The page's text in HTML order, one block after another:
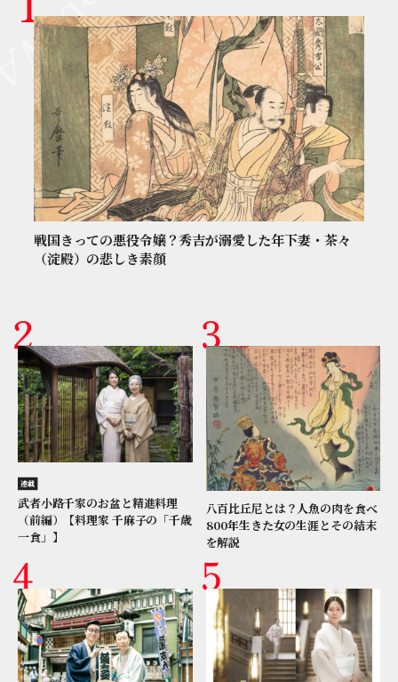
戦国きっての悪役令嬢？秀吉が溺愛した年下妻・茶々
（淀殿）の悲しき素顔
連載
武者小路千家のお盆と精進料理
（前編）【料理家 千麻子の「千歳
一食」】
八百比丘尼とは？人魚の肉を食べ
800年生きた女の生涯とその結末
を解説